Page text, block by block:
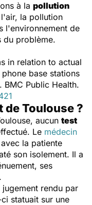
à la pollution
la pollution
l'environnement de
du problème.
in relation to actual
base stations
BMC Public Health.
Toulouse ?
aucun test
Le médecin
la patiente
son isolement. Il a
ses
rendu par
statuait sur une